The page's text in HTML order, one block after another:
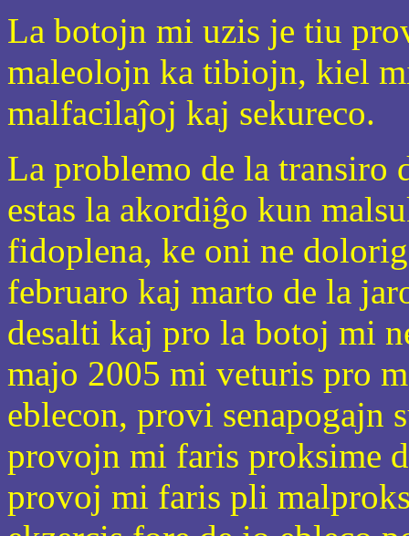
La botojn mi uzis je tiu
maleolojn ka tibiojn, kiel
malfacilaĵoj kaj sekureco.
La problemo de la transiro
estas la akordiĝo kun
fidoplena, ke oni ne
februaro kaj marto de la
desalti kaj pro la botoj mi
majo 2005 mi veturis pro
eblecon, provi senapogajn
provojn mi faris proksime
provoj mi faris pli